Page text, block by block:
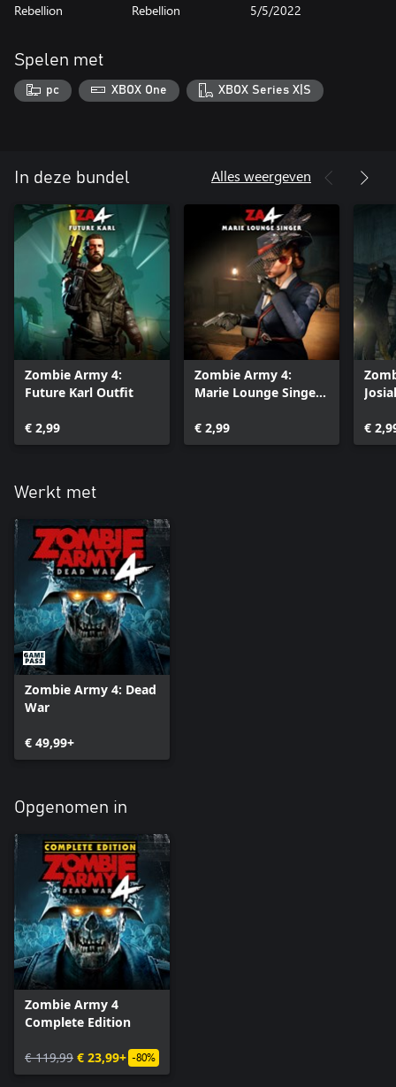
Rebellion Rebellion 5/5/2022
Spelen met
pc XBOX One XBOX Series X|S
In deze bundel Alles weergeven
Zombie Army 4:
Future Karl Outfit
€ 2,99
Zombie Army 4:
Marie Lounge Singer
€ 2,99
€
Werkt met
Zombie Army 4: Dead
War
€ 49,99+
Opgenomen in
Zombie Army 4
Complete Edition
€ 119,99 € 23,99+ -80%